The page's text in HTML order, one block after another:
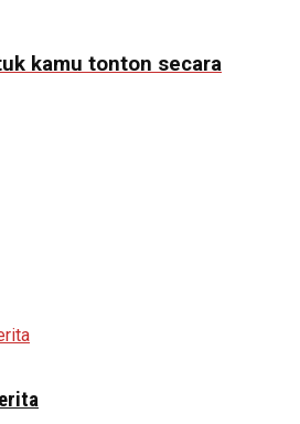
kamu tonton secara